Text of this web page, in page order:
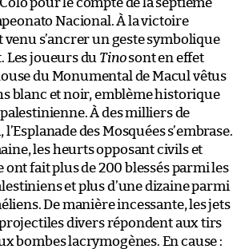
Nacional. À la victoire
venu s’ancrer un geste symbolique
Les joueurs du Tinosont en effet
du Monumental de Macul vêtus
blanc et noir, emblème historique
À des milliers de
des Mosquées s’embrase.
les heurts opposant civils et
ont fait plus de 200 blessés parmi les
et plus d’une dizaine parmi
De manière incessante, les jets
divers répondent aux tirs
bombes lacrymogènes. En cause :